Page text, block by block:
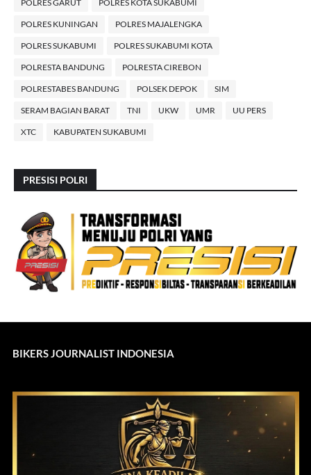
POLRES GARUT POLRES KOTA SUKABUMI
POLRES KUNINGAN POLRES MAJALENGKA
POLRES SUKABUMI POLRES SUKABUMI KOTA
POLRESTA BANDUNG POLRESTA CIREBON
POLRESTABES BANDUNG POLSEK DEPOK SIM
SERAM BAGIAN BARAT TNI UKW UMR UU PERS
XTC KABUPATEN SUKABUMI
PRESISI POLRI
BIKERS JOURNALIST INDONESIA